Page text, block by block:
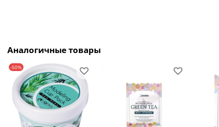
Аналогичные товары
-50%